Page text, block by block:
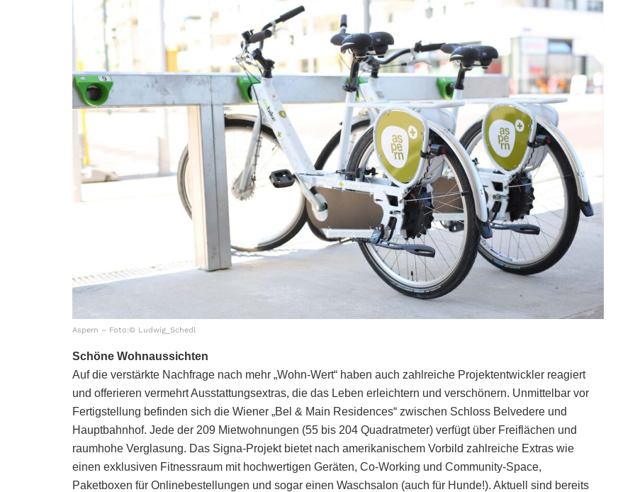
Aspern – Foto:© Ludwig_Schedl
Schöne Wohnaussichten
Auf die verstärkte Nachfrage nach mehr „Wohn-Wert“ haben auch zahlreiche Projektentwickler reagiert
und offerieren vermehrt Ausstattungsextras, die das Leben erleichtern und verschönern. Unmittelbar vor
Fertigstellung befinden sich die Wiener „Bel & Main Residences“ zwischen Schloss Belvedere und
Hauptbahnhof. Jede der 209 Mietwohnungen (55 bis 204 Quadratmeter) verfügt über Freiflächen und
raumhohe Verglasung. Das Signa-Projekt bietet nach amerikanischem Vorbild zahlreiche Extras wie
einen exklusiven Fitnessraum mit hochwertigen Geräten, Co-Working und Community-Space,
Paketboxen für Onlinebestellungen und sogar einen Waschsalon (auch für Hunde!). Aktuell sind bereits